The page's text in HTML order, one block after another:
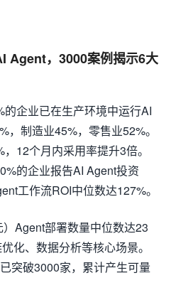
Agent，3000案例揭示6大
企业已在生产环境中运行AI
制造业45%，零售业52%。
12个月内采用率提升3倍。
的企业报告AI Agent投资
工作流ROI中位数达127%。
Agent部署数量中位数达23
化、数据分析等核心场景。
突破3000家，累计产生可量